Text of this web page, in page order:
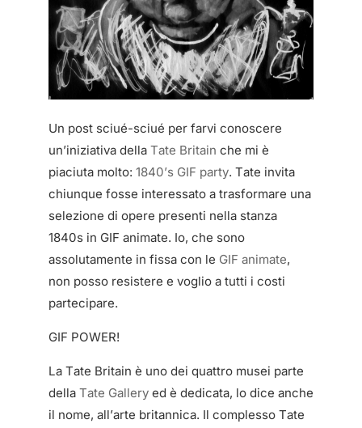
Un post sciué-sciué per farvi conoscere
un’iniziativa della Tate Britain che mi è
piaciuta molto: 1840’s GIF party. Tate invita
chiunque fosse interessato a trasformare una
selezione di opere presenti nella stanza
1840s in GIF animate. Io, che sono
assolutamente in fissa con le GIF animate,
non posso resistere e voglio a tutti i costi
partecipare.
GIF POWER!
La Tate Britain è uno dei quattro musei parte
della Tate Gallery ed è dedicata, lo dice anche
il nome, all’arte britannica. Il complesso Tate